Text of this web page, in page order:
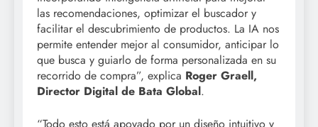
las recomendaciones, optimizar el buscador y
facilitar el descubrimiento de productos. La IA nos
permite entender mejor al consumidor, anticipar lo
que busca y guiarlo de forma personalizada en su
recorrido de compra”, explica Roger Graell,
Director Digital de Bata Global.